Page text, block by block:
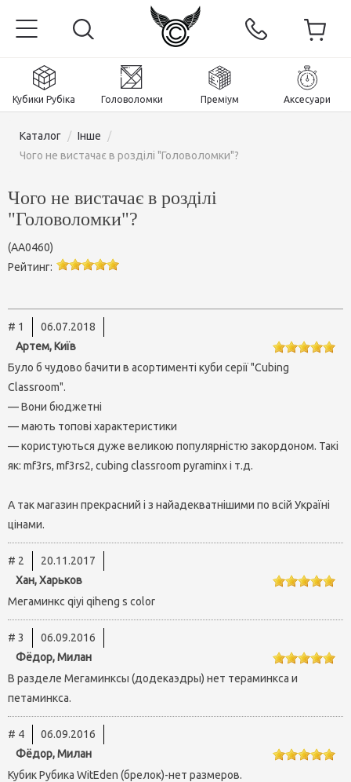
Кубики Рубіка Головоломки Преміум Аксесуари
Каталог / Інше
/
Чого не вистачає в розділі "Головоломки"?
Чого не вистачає в розділі
"Головоломки"?
(AA0460)
Рейтинг:
# 1
06.07.2018
Артем, Київ
Було б чудово бачити в асортименті куби серії "Cubing
Classroom".
— Вони бюджетні
— мають топові характеристики
— користуються дуже великою популярністю закордоном. Такі
як: mf3rs, mf3rs2, cubing classroom pyraminx і т.д.
А так магазин прекрасний і з найадекватнішими по всій Україні
цінами.
# 2
20.11.2017
Хан, Харьков
Мегаминкс qiyi qiheng s color
# 3
06.09.2016
Фёдор, Милан
В разделе Мегаминксы (додекаэдры) нет тераминкса и
петаминкса.
# 4
06.09.2016
Фёдор, Милан
Кубик Рубика WitEden (брелок)-нет размеров.
Головна
Магнітні та преміум
Кубики Рубіка
Кубики 2x2x2
Кубики Рубіка 3х3х3
Брелки та Міні (≤55 мм)
Стандарт (56-59 мм)
Максі (≥60 мм)
Кубики 4x4x4
Кубики 5х5х5
Кубики 6х6х6
Кубики 7х7х7
Кубоїди N×M×P
Стікермоди
Головоломки
Пірамінкси (тетраедри)
Мегамінкси / Кіломінкси
Ск’юби
Скваєри
Годинники, Магії, Змійки
Додекаедри
Ікосаедри
Шейпмоди
Дзеркальні
Піраморфікси
Гір-куби
Super / Crazy
Дерев’яні
Аксесуари
Мастило
Таймери та килимки
Сумки, мішечки, бокси
Запчастини
Наклейки
на 2х2 та 3х3
на великі куби
на 12-гранники
Оплата/доставка
Контакти
Про нас